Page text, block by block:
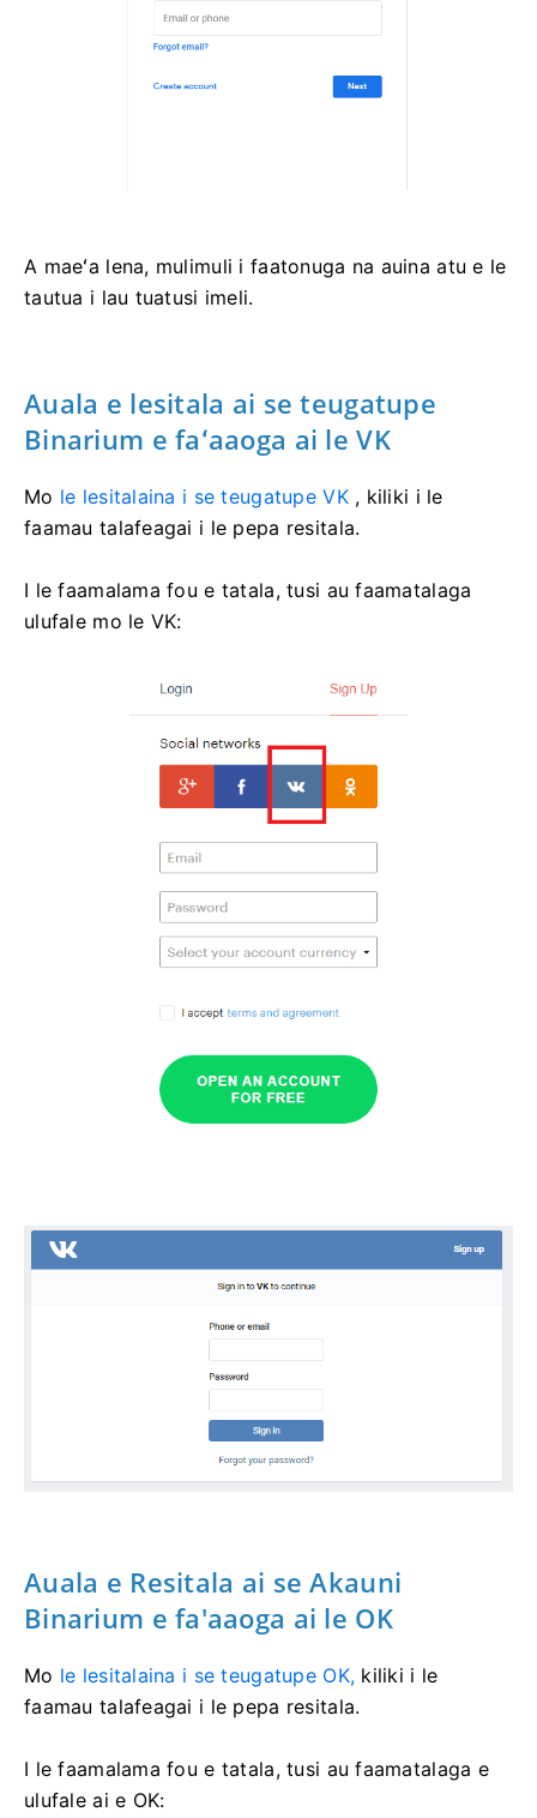
A maeʻa lena, mulimuli i faatonuga na auina atu e le
tautua i lau tuatusi imeli.
Auala e lesitala ai se teugatupe
Binarium e faʻaaoga ai le VK
Mo le lesitalaina i se teugatupe VK, kiliki i le
faamau talafeagai i le pepa resitala.
I le faamalama fou e tatala, tusi au faamatalaga
ulufale mo le VK:
Auala e Resitala ai se Akauni
Binarium e fa'aaoga ai le OK
Mo le lesitalaina i se teugatupe OK, kiliki i le
faamau talafeagai i le pepa resitala.
I le faamalama fou e tatala, tusi au faamatalaga e
ulufale ai e OK: